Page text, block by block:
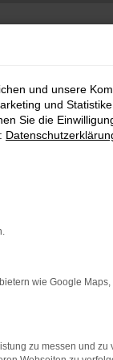
die Seite in
und unsere
und
Sie die
wie Google Maps,
zu messen und zu